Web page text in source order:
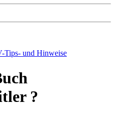
Tips- und Hinweise
?